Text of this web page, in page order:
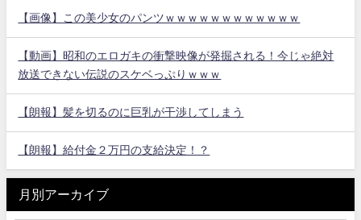
【画像】この美少女のパンツｗｗｗｗｗｗｗｗｗｗｗｗ
【動画】昭和のエロガキの衝撃映像が発掘される！今じゃ絶対
放送できない伝説のスケベっぷりｗｗｗ
【朗報】髪を切るのに巨乳が干渉してしまう
【朗報】給付金２万円の支給決定！？
月別アーカイブ